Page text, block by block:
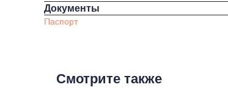
Документы
Паспорт
Смотрите также